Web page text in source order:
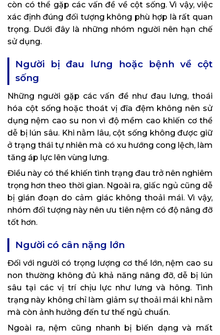
còn có thể gặp các vấn đề về cột sống. Vì vậy, việc
xác định đúng đối tượng không phù hợp là rất quan
trọng. Dưới đây là những nhóm người nên hạn chế
sử dụng.
Người bị đau lưng hoặc bệnh về cột
sống
Những người gặp các vấn đề như đau lưng, thoái
hóa cột sống hoặc thoát vị đĩa đệm không nên sử
dụng nệm cao su non vì độ mềm cao khiến cơ thể
dễ bị lún sâu. Khi nằm lâu, cột sống không được giữ
ở trạng thái tự nhiên mà có xu hướng cong lệch, làm
tăng áp lực lên vùng lưng.
Điều này có thể khiến tình trạng đau trở nên nghiêm
trọng hơn theo thời gian. Ngoài ra, giấc ngủ cũng dễ
bị gián đoạn do cảm giác không thoải mái. Vì vậy,
nhóm đối tượng này nên ưu tiên nệm có độ nâng đỡ
tốt hơn.
Người có cân nặng lớn
Đối với người có trọng lượng cơ thể lớn, nệm cao su
non thường không đủ khả năng nâng đỡ, dễ bị lún
sâu tại các vị trí chịu lực như lưng và hông. Tình
trạng này không chỉ làm giảm sự thoải mái khi nằm
mà còn ảnh hưởng đến tư thế ngủ chuẩn.
Ngoài ra, nệm cũng nhanh bị biến dạng và mất